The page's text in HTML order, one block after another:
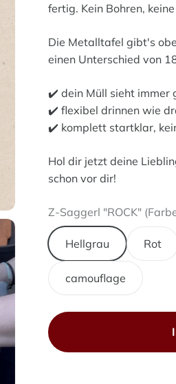
fertig. Kein Bohren,
Die Metalltafel gibt's
einen Unterschied von
✔️ dein Müll sieht immer
✔️ flexibel drinnen wie
✔️ komplett startklar,
Hol dir jetzt deine
schon vor dir!
Z-Saggerl "ROCK"
Hellgrau Rot
camouflage